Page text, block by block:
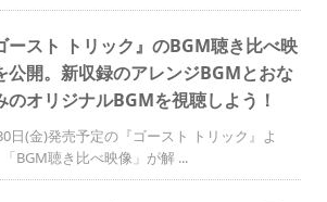
ースト トリック』のBGM聴き比べ映
公開。新収録のアレンジBGMとおな
のオリジナルBGMを視聴しよう！
日(金)発売予定の『ゴースト トリック』よ
「BGM聴き比べ映像」が解 ...